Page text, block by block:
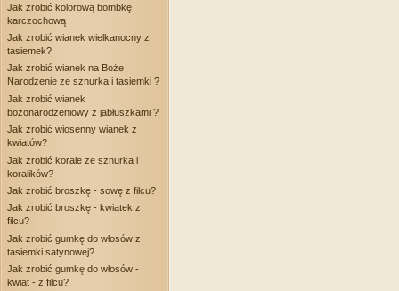
Jak zrobić kolorową bombkę
karczochową
Jak zrobić wianek wielkanocny z
tasiemek?
Jak zrobić wianek na Boże
Narodzenie ze sznurka i tasiemki ?
Jak zrobić wianek
bożonarodzeniowy z jabłuszkami ?
Jak zrobić wiosenny wianek z
kwiatów?
Jak zrobić korale ze sznurka i
koralików?
Jak zrobić broszkę - sowę z filcu?
Jak zrobić broszkę - kwiatek z
filcu?
Jak zrobić gumkę do włosów z
tasiemki satynowej?
Jak zrobić gumkę do włosów -
kwiat - z filcu?